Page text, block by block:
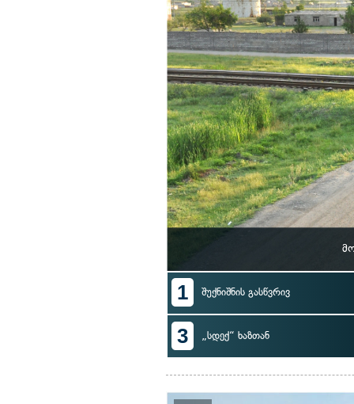
1 შუქნიშნის გასწვრივ
3 „სდექ“ ხაზთან